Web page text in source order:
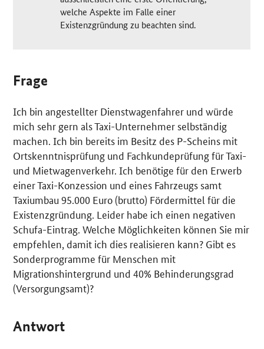
welche Aspekte im Falle einer
Existenzgründung zu beachten sind.
Frage
Ich bin angestellter Dienstwagenfahrer und würde
mich sehr gern als Taxi-Unternehmer selbständig
machen. Ich bin bereits im Besitz des P-Scheins mit
Ortskenntnisprüfung und Fachkundeprüfung für Taxi-
und Mietwagenverkehr. Ich benötige für den Erwerb
einer Taxi-Konzession und eines Fahrzeugs samt
Taxiumbau 95.000 Euro (brutto) Fördermittel für die
Existenzgründung. Leider habe ich einen negativen
Schufa-Eintrag. Welche Möglichkeiten können Sie mir
empfehlen, damit ich dies realisieren kann? Gibt es
Sonderprogramme für Menschen mit
Migrationshintergrund und 40% Behinderungsgrad
(Versorgungsamt)?
Antwort